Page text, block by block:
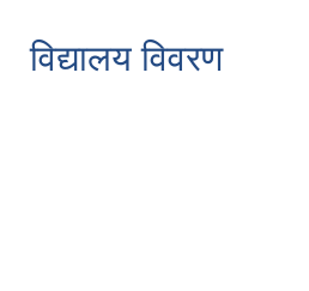
विद्यालय विवरण